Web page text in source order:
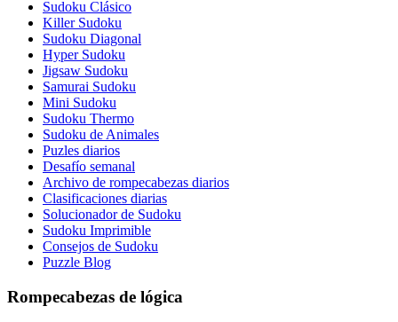
Sudoku Clásico
Killer Sudoku
Sudoku Diagonal
Hyper Sudoku
Jigsaw Sudoku
Samurai Sudoku
Mini Sudoku
Sudoku Thermo
Sudoku de Animales
Puzles diarios
Desafío semanal
Archivo de rompecabezas diarios
Clasificaciones diarias
Solucionador de Sudoku
Sudoku Imprimible
Consejos de Sudoku
Puzzle Blog
Rompecabezas de lógica